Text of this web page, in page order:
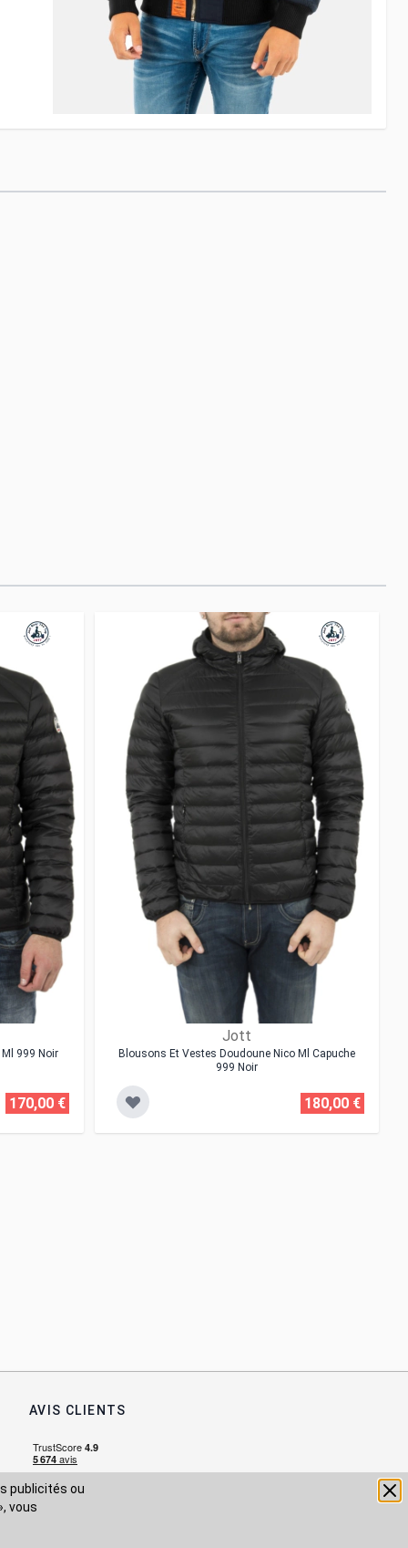
publicités ou
vous
999 Noir
170,00 €
Jott
Blousons Et Vestes Doudoune Nico Ml Capuche
999 Noir
180,00 €
AVIS CLIENTS